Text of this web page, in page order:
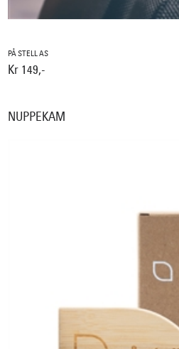
PÅ STELL AS
Kr 149,-
NUPPEKAM